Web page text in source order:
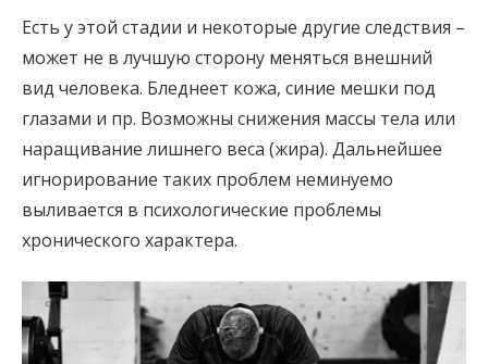
Есть у этой стадии и некоторые другие следствия –
может не в лучшую сторону меняться внешний
вид человека. Бледнеет кожа, синие мешки под
глазами и пр. Возможны снижения массы тела или
наращивание лишнего веса (жира). Дальнейшее
игнорирование таких проблем неминуемо
выливается в психологические проблемы
хронического характера.